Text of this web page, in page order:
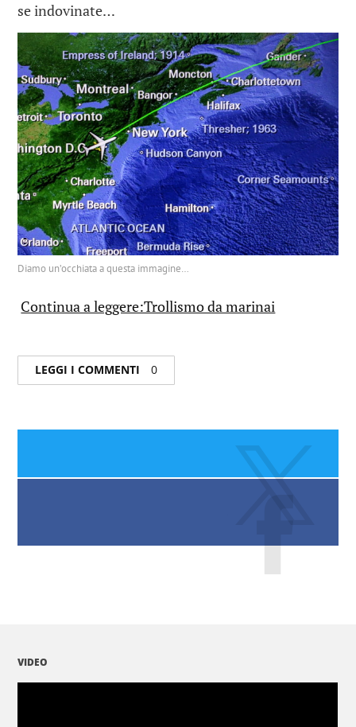
se indovinate…
Diamo un’occhiata a questa immagine…
Continua a leggere:Trollismo da marinai
LEGGI I COMMENTI 0
VIDEO